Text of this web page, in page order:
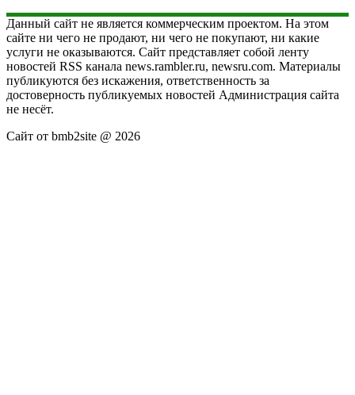
Данный сайт не является коммерческим проектом. На этом
сайте ни чего не продают, ни чего не покупают, ни какие
услуги не оказываются. Сайт представляет собой ленту
новостей RSS канала news.rambler.ru, newsru.com. Материалы
публикуются без искажения, ответственность за
достоверность публикуемых новостей Администрация сайта
не несёт.
Сайт от bmb2site @ 2026